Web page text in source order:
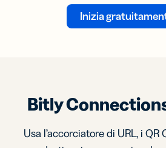
Inizia
Bitly
Usa l’accorciatore di URL, i QR